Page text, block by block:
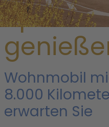
Wohnmobil
8.000
erwarten Sie